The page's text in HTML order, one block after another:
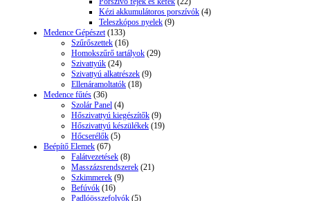
Kézi akkumulátoros porszívók (4)
Teleszkópos nyelek (9)
Medence Gépészet (133)
Szűrőszettek (16)
Homokszűrő tartályok (29)
Szivattyúk (24)
Szivattyú alkatrészek (9)
Ellenáramoltatók (18)
Medence fűtés (36)
Szolár Panel (4)
Hőszivattyú kiegészítők (9)
Hőszivattyú készülékek (19)
Hőcserélők (5)
Beépítő Elemek (67)
Falátvezetések (8)
Masszázsrendszerek (21)
Szkimmerek (9)
Befúvók (16)
Padlóösszefolyók (5)